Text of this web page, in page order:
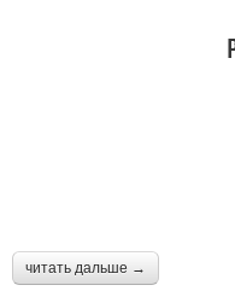
читать дальше →